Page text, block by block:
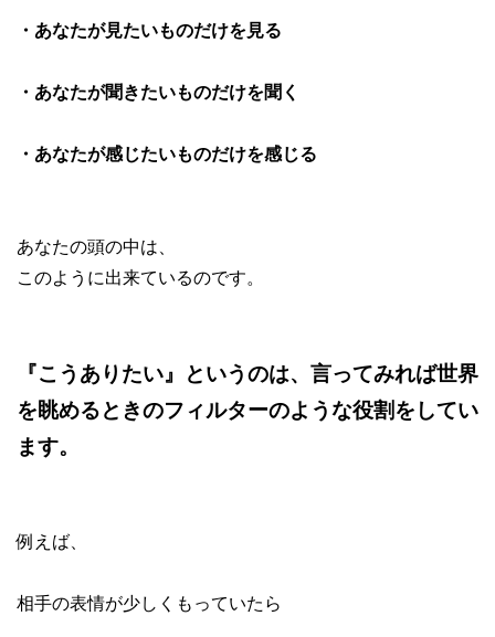
・あなたが見たいものだけを見る
・あなたが聞きたいものだけを聞く
・あなたが感じたいものだけを感じる
あなたの頭の中は、
このように出来ているのです。
『こうありたい』というのは、言ってみれば世界
を眺めるときのフィルターのような役割をしてい
ます。
例えば、
相手の表情が少しくもっていたら